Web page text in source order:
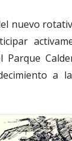
nuevo
Parque
a